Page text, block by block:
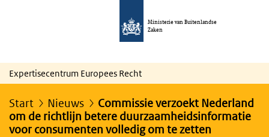
Ministerie van Buitenlandse
Zaken
Expertisecentrum Europees Recht
Start Nieuws
Commissie verzoekt Nederland
om de richtlijn betere duurzaamheidsinformatie
voor consumenten volledig om te zetten